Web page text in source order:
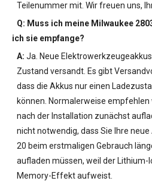
Teilenummer mit. Wir freuen uns,
Q: Muss ich meine Milwaukee
ich sie empfange?
A: Ja. Neue
Zustand versandt. Es gibt
dass die Akkus nur einen
können. Normalerweise empfehlen
nach der Installation zunächst
nicht notwendig, dass Sie Ihre neue
20 beim erstmaligen Gebrauch
aufladen müssen, weil der Lithium-
Memory-Effekt aufweist.